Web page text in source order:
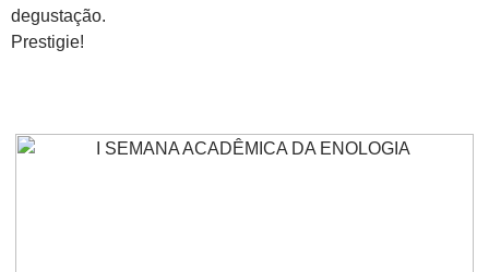
degustação.
Prestigie!